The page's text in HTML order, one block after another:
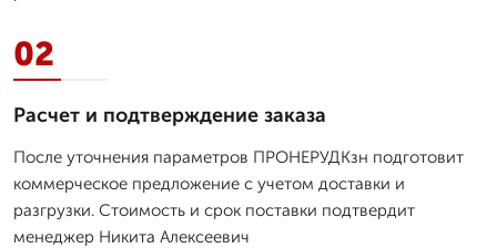
02
Расчет и подтверждение заказа
После уточнения параметров ПРОНЕРУДКзн подготовит
коммерческое предложение с учетом доставки и
разгрузки. Стоимость и срок поставки подтвердит
менеджер Никита Алексеевич